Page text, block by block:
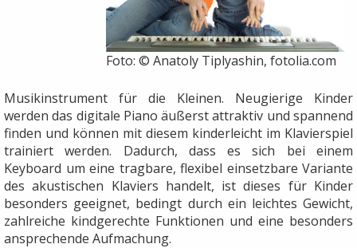
Foto: © Anatoly Tiplyashin, fotolia.com
Musikinstrument für die Kleinen. Neugierige Kinder
werden das digitale Piano äußerst attraktiv und spannend
finden und können mit diesem kinderleicht im Klavierspiel
trainiert werden. Dadurch, dass es sich bei einem
Keyboard um eine tragbare, flexibel einsetzbare Variante
des akustischen Klaviers handelt, ist dieses für Kinder
besonders geeignet, bedingt durch ein leichtes Gewicht,
zahlreiche kindgerechte Funktionen und eine besonders
ansprechende Aufmachung.